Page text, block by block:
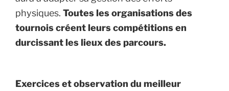
physiques. Toutes les organisations des
tournois créent leurs compétitions en
durcissant les lieux des parcours.
Exercices et observation du meilleur